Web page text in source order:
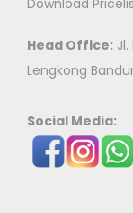
Download
Head Office:
Lengkong
Social Media: